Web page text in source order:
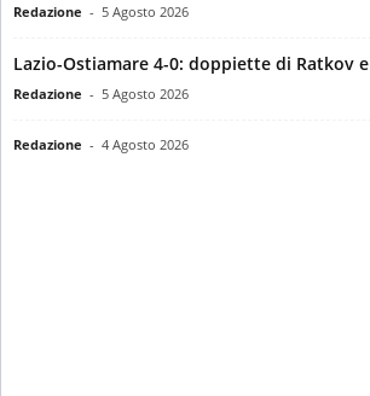
Redazione - 5 Agosto 2026
Lazio-Ostiamare 4-0: doppiette di Ratkov e
Redazione - 5 Agosto 2026
Redazione - 4 Agosto 2026